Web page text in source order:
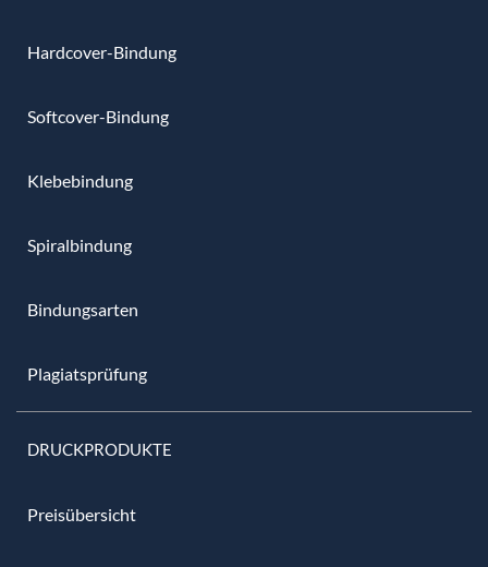
Hardcover-Bindung
Softcover-Bindung
Klebebindung
Spiralbindung
Bindungsarten
Plagiatsprüfung
DRUCKPRODUKTE
Preisübersicht